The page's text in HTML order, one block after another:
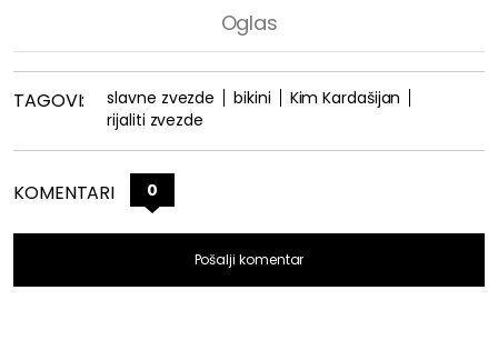
TAGOVI: slavne zvezde bikini
Kim Kardašijan
rijaliti zvezde
KOMENTARI 0
Pošalji komentar